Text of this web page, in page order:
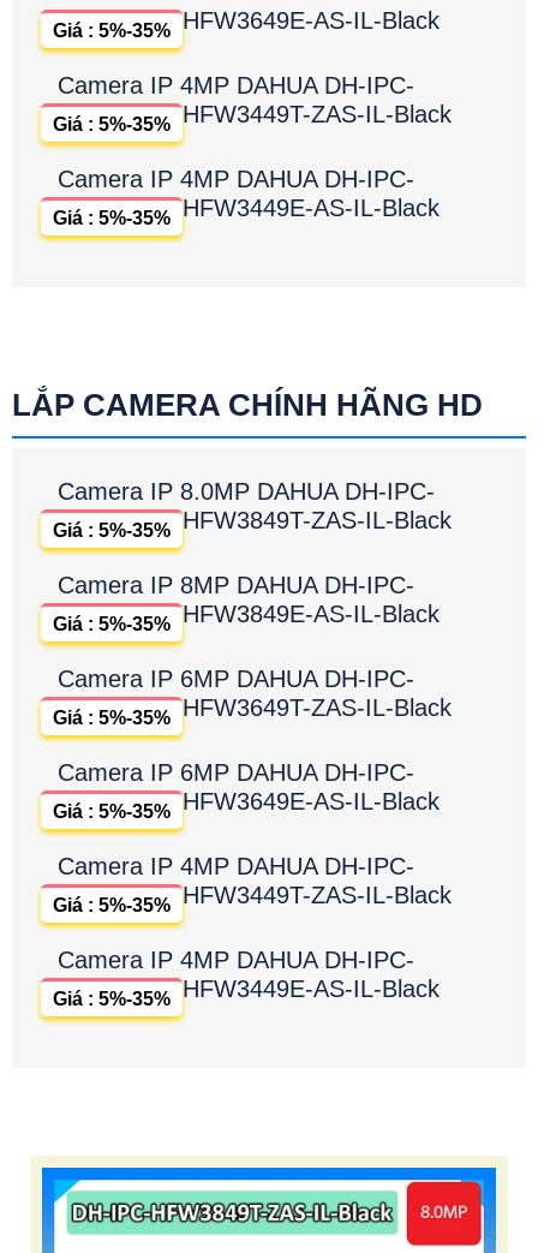
HFW3649E-AS-IL-Black
Giá : 5%-35%
Camera IP 4MP DAHUA DH-IPC-
HFW3449T-ZAS-IL-Black
Giá : 5%-35%
Camera IP 4MP DAHUA DH-IPC-
HFW3449E-AS-IL-Black
Giá : 5%-35%
LẮP CAMERA CHÍNH HÃNG HD
Camera IP 8.0MP DAHUA DH-IPC-
HFW3849T-ZAS-IL-Black
Giá : 5%-35%
Camera IP 8MP DAHUA DH-IPC-
HFW3849E-AS-IL-Black
Giá : 5%-35%
Camera IP 6MP DAHUA DH-IPC-
HFW3649T-ZAS-IL-Black
Giá : 5%-35%
Camera IP 6MP DAHUA DH-IPC-
HFW3649E-AS-IL-Black
Giá : 5%-35%
Camera IP 4MP DAHUA DH-IPC-
HFW3449T-ZAS-IL-Black
Giá : 5%-35%
Camera IP 4MP DAHUA DH-IPC-
HFW3449E-AS-IL-Black
Giá : 5%-35%